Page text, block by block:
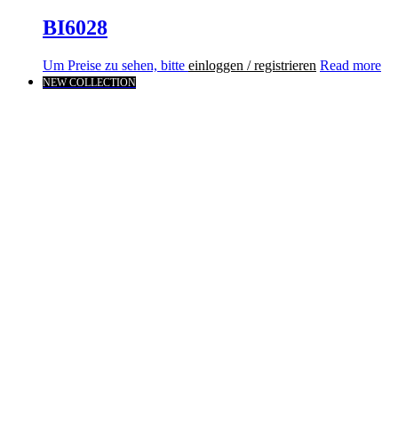
BI6028
Um Preise zu sehen, bitte einloggen / registrieren Read more
NEW COLLECTION